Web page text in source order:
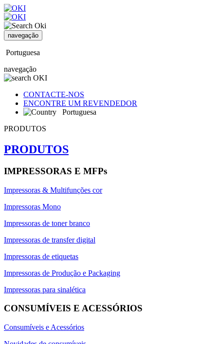
navegação
Portuguesa
navegação
CONTACTE-NOS
ENCONTRE UM REVENDEDOR
Portuguesa
PRODUTOS
PRODUTOS
IMPRESSORAS E MFPs
Impressoras & Multifunções cor
Impressoras Mono
Impressoras de toner branco
Impressoras de transfer digital
Impressoras de etiquetas
Impressoras de Produção e Packaging
Impressoras para sinalética
CONSUMÍVEIS E ACESSÓRIOS
Consumíveis e Acessórios